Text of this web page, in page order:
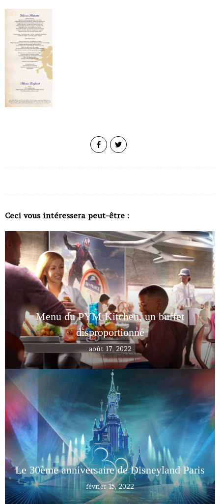
Ceci vous intéressera peut-être :
Menu du PYM Kitchen, un buffet
disproportionné
août 17, 2022
Le 30ème anniversaire de Disneyland Paris
février 15, 2022